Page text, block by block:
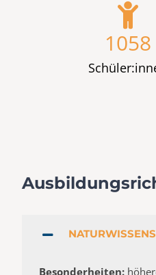
1058
Besonderheiten: